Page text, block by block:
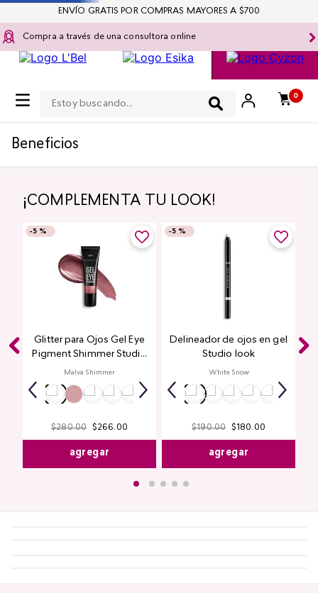
Compra a través de una consultora online
0
ENVÍO GRATIS POR COMPRAS MAYORES A $700
Beneficios
¡COMPLEMENTA TU LOOK!
-5 %
Glitter para Ojos Gel Eye
Pigment Shimmer Studio
Look
Malva Shimmer
$280.00 $266.00
agregar
-5 %
Delineador de ojos en gel
Studio look
White Snow
$190.00 $180.00
agregar